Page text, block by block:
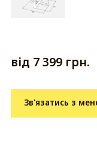
від 7 399 грн.
Зв'язатись з